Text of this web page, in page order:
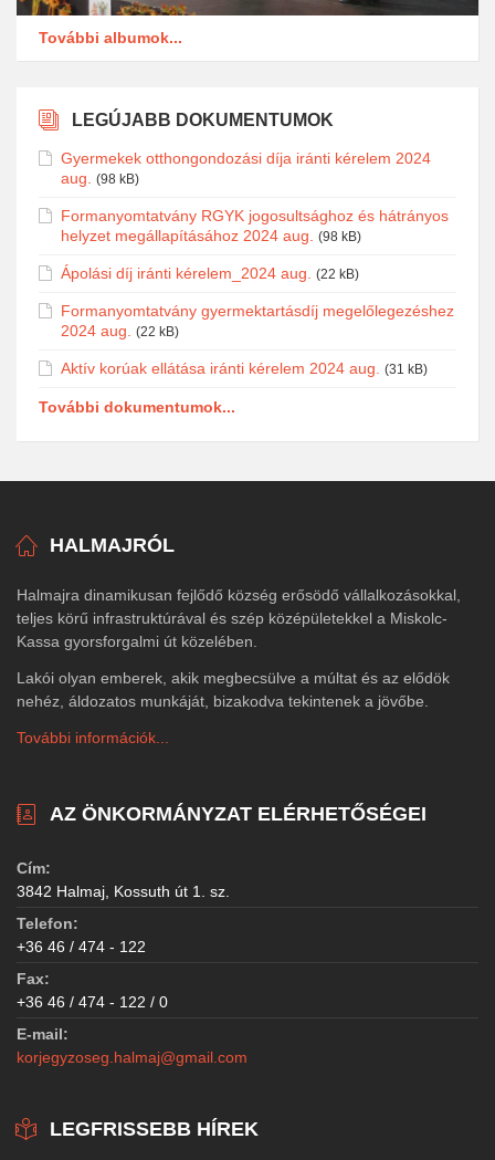
További albumok...
LEGÚJABB DOKUMENTUMOK
Gyermekek otthongondozási díja iránti kérelem 2024
aug.
(98 kB)
Formanyomtatvány RGYK jogosultsághoz és hátrányos
helyzet megállapításához 2024 aug.
(98 kB)
Ápolási díj iránti kérelem_2024 aug. (22 kB)
Formanyomtatvány gyermektartásdíj megelőlegezéshez
2024 aug.
(22 kB)
Aktív korúak ellátása iránti kérelem 2024 aug. (31 kB)
További dokumentumok...
HALMAJRÓL
Halmajra dinamikusan fejlődő község erősödő vállalkozásokkal,
teljes körű infrastruktúrával és szép középületekkel a Miskolc-
Kassa gyorsforgalmi út közelében.
Lakói olyan emberek, akik megbecsülve a múltat és az elődök
nehéz, áldozatos munkáját, bizakodva tekintenek a jövőbe.
További információk...
AZ ÖNKORMÁNYZAT ELÉRHETŐSÉGEI
Cím:
3842 Halmaj, Kossuth út 1. sz.
Telefon:
+36 46 / 474 - 122
Fax:
+36 46 / 474 - 122 / 0
E-mail:
korjegyzoseg.halmaj@gmail.com
LEGFRISSEBB HÍREK